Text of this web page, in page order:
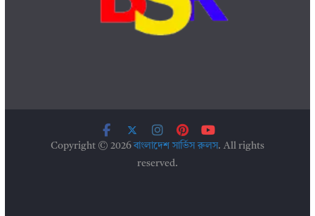
Copyright © 2026বাংলাদেশ সার্ভিস রুলস. All rights
reserved.